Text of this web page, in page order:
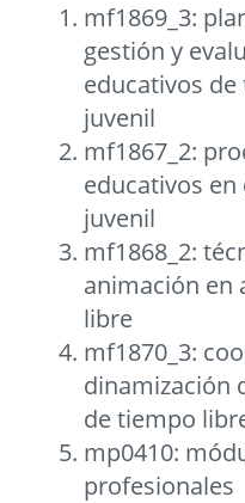
mf1869_3:
gestión y
educativos
juvenil
mf1867_2:
educativos
juvenil
mf1868_2:
animación en
libre
mf1870_3:
dinamización
de tiempo
mp0410:
profesionales